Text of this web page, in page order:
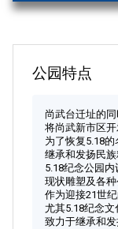
公园特点
尚武台迁址的
将尚武新市区
为了恢复5.18
继承和发扬民族
5.18纪念公园内
现状雕塑及各种
作为迎接21世
尤其5.18纪念文
致力于继承和发